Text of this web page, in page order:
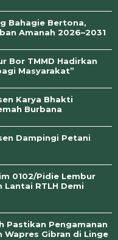
Bahagie Bertona,
Amanah 2026–2031
Bor TMMD Hadirkan
Masyarakat”
Karya Bhakti
Burbana
Dampingi Petani
0102/Pidie Lembur
Lantai RTLH Demi
Pastikan Pengamanan
Wapres Gibran di Linge